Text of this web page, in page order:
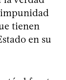
impunidad
tienen
en su